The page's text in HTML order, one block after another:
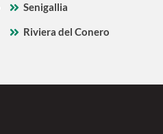
Senigallia
Riviera del Conero